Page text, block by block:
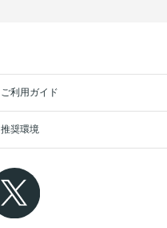
ご利用ガイド
推奨環境